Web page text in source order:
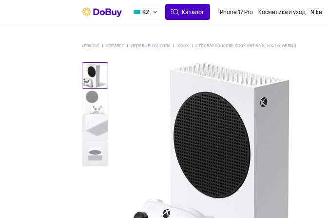
KZ Каталог iPhone 17 Pro Косметика и уход Nike
Главная Каталог Игровые консоли Xbox Игровая консоль Xbox Series S, 512Гб, белый